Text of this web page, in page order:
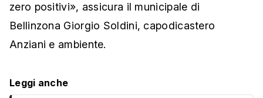
zero positivi», assicura il municipale di
Bellinzona Giorgio Soldini, capodicastero
Anziani e ambiente.
Leggi anche